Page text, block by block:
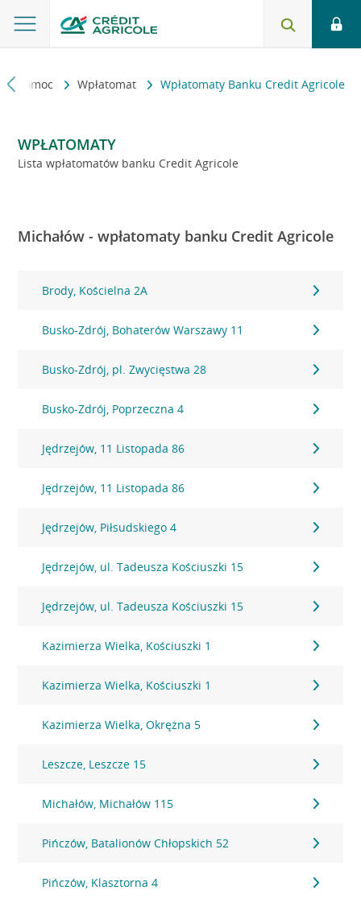
i pomoc Wpłatomat Wpłatomaty Banku Credit Agricole
WPŁATOMATY
Lista wpłatomatów banku Credit Agricole
Michałów - wpłatomaty banku Credit Agricole
Brody, Kościelna 2A
Busko-Zdrój, Bohaterów Warszawy 11
Busko-Zdrój, pl. Zwycięstwa 28
Busko-Zdrój, Poprzeczna 4
Jędrzejów, 11 Listopada 86
Jędrzejów, 11 Listopada 86
Jędrzejów, Piłsudskiego 4
Jędrzejów, ul. Tadeusza Kościuszki 15
Jędrzejów, ul. Tadeusza Kościuszki 15
Kazimierza Wielka, Kościuszki 1
Kazimierza Wielka, Kościuszki 1
Kazimierza Wielka, Okrężna 5
Leszcze, Leszcze 15
Michałów, Michałów 115
Pińczów, Batalionów Chłopskich 52
Pińczów, Klasztorna 4